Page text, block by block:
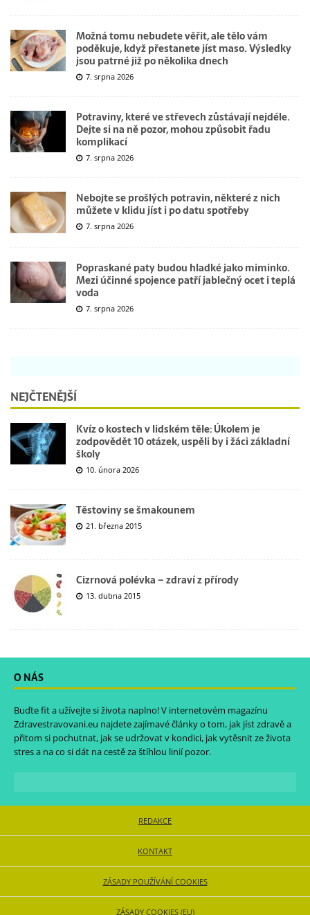
Možná tomu nebudete věřit, ale tělo vám
poděkuje, když přestanete jíst maso. Výsledky
jsou patrné již po několika dnech
7. srpna 2026
Potraviny, které ve střevech zůstávají nejdéle.
Dejte si na ně pozor, mohou způsobit řadu
komplikací
7. srpna 2026
Nebojte se prošlých potravin, některé z nich
můžete v klidu jíst i po datu spotřeby
7. srpna 2026
Popraskané paty budou hladké jako miminko.
Mezi účinné spojence patří jablečný ocet i teplá
voda
7. srpna 2026
NEJČTENĚJŠÍ
Kvíz o kostech v lidském těle: Úkolem je
zodpovědět 10 otázek, uspěli by i žáci základní
školy
10. února 2026
Těstoviny se šmakounem
21. března 2015
Cizrnová polévka – zdraví z přírody
13. dubna 2015
O NÁS
Buďte fit a užívejte si života naplno! V internetovém magazínu
Zdravestravovani.eu najdete zajímavé články o tom, jak jíst zdravě a
přitom si pochutnat, jak se udržovat v kondici, jak vytěsnit ze života
stres a na co si dát na cestě za štíhlou linií pozor.
REDAKCE
KONTAKT
ZÁSADY POUŽÍVÁNÍ COOKIES
ZÁSADY COOKIES (EU)